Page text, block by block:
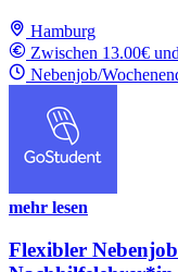
Hamburg
Zwischen 13.00€
Nebenjob/
mehr lesen
Flexibler